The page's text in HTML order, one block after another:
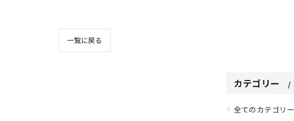
一覧に戻る
カテゴリー
全てのカテゴリー